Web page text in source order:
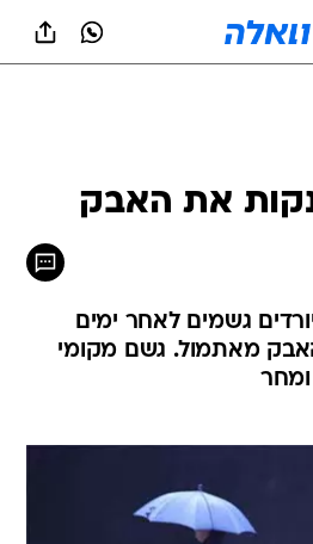
את האבק
גשמים לאחר ימים
מאתמול. גשם מקומי
ומחר